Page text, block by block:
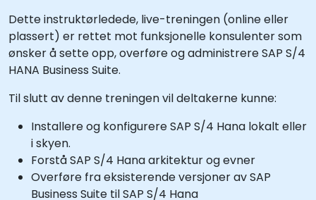
Dette instruktørledede, live-treningen (online eller
plassert) er rettet mot funksjonelle konsulenter som
ønsker å sette opp, overføre og administrere SAP S/4
HANA Business Suite.
Til slutt av denne treningen vil deltakerne kunne:
Installere og konfigurere SAP S/4 Hana lokalt eller
i skyen.
Forstå SAP S/4 Hana arkitektur og evner
Overføre fra eksisterende versjoner av SAP
Business Suite til SAP S/4 Hana